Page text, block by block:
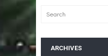
ARCHIVES